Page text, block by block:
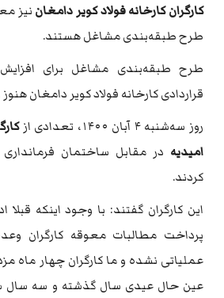
کارگران کارخانه فولاد کویر دامغان نیز
طرح طبقه‌بندی مشاغل هستند.
قراردادی کارخانه فولاد کویر دامغان
روز سه‌شنبه ۴ آبان ۱۴۰۰، تعدادی از
امیدیه در مقابل ساختمان
کردند.
این کارگران گفتند: با وجود اینکه قبلا
پرداخت مطالبات معوقه کارگران
عملیاتی نشده و ما کارگران چهار ماه
عین حال عیدی سال گذشته و سه سال